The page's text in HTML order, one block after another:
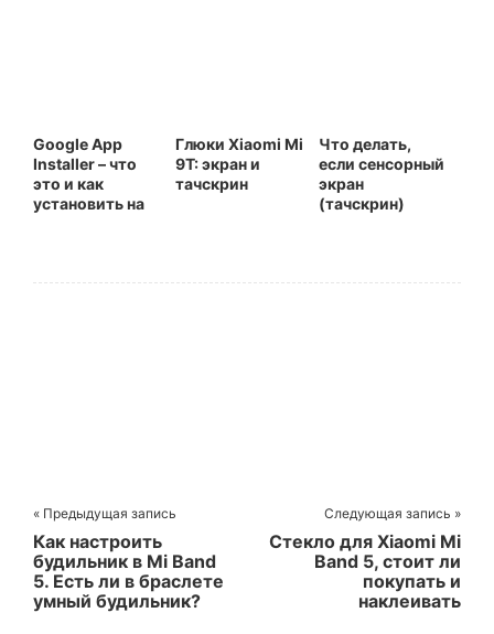
Google App
Installer – что
это и как
установить на
Глюки Xiaomi Mi
9T: экран и
тачскрин
Что делать,
если сенсорный
экран
(тачскрин)
Xiaomi (Redmi)
« Предыдущая запись
Как настроить
будильник в Mi Band
5. Есть ли в браслете
умный будильник?
Следующая запись »
Стекло для Xiaomi Mi
Band 5, стоит ли
покупать и
наклеивать